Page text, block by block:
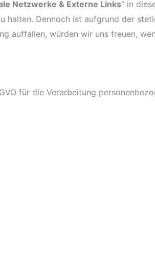
Netzwerke & Externe Links“ in
halten. Dennoch ist aufgrund der
auffallen, würden wir uns freuen,
für die Verarbeitung